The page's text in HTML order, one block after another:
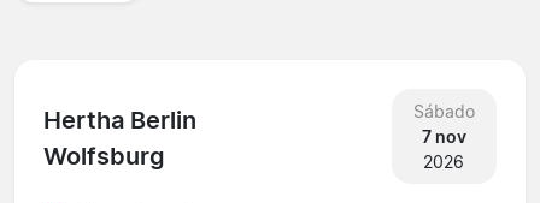
Hertha Berlin
Wolfsburg
Sábado
7 nov
2026